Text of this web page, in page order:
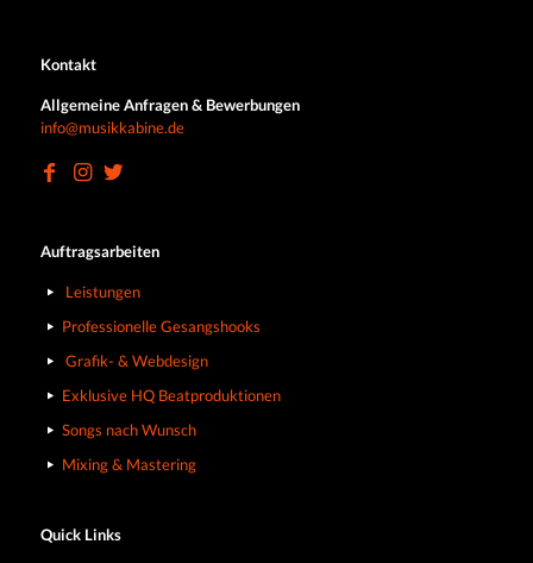
Kontakt
Allgemeine Anfragen & Bewerbungen
info@musikkabine.de
Auftragsarbeiten
Leistungen
Professionelle Gesangshooks
Grafik- & Webdesign
Exklusive HQ Beatproduktionen
Songs nach Wunsch
Mixing & Mastering
Quick Links